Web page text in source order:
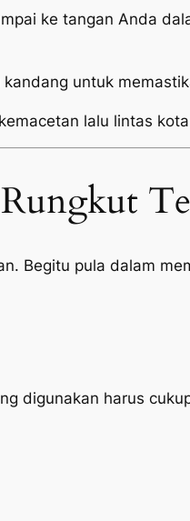
ke tangan Anda
untuk
lalu lintas
Begitu pula dalam
digunakan harus